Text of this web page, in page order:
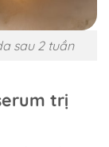
sau 2 tuần
trị